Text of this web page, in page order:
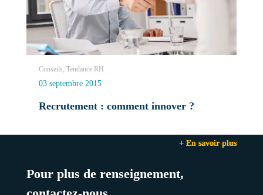
+ En savoir plus
+ En savoir plus
Conseils, Tendance RH
03 septembre 2015
Recrutement : comment innover ?
+ En savoir plus
Pour plus de renseignement,